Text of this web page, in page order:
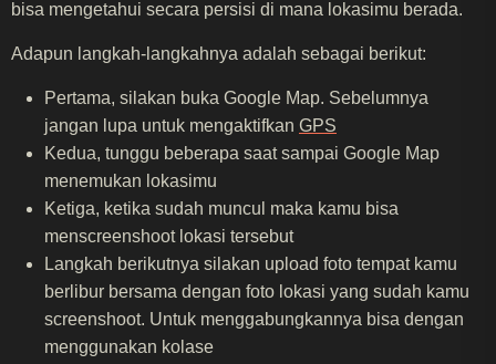
bisa mengetahui secara persisi di mana lokasimu berada.
Adapun langkah-langkahnya adalah sebagai berikut:
Pertama, silakan buka Google Map. Sebelumnya
jangan lupa untuk mengaktifkan GPS
Kedua, tunggu beberapa saat sampai Google Map
menemukan lokasimu
Ketiga, ketika sudah muncul maka kamu bisa
menscreenshoot lokasi tersebut
Langkah berikutnya silakan upload foto tempat kamu
berlibur bersama dengan foto lokasi yang sudah kamu
screenshoot. Untuk menggabungkannya bisa dengan
menggunakan kolase